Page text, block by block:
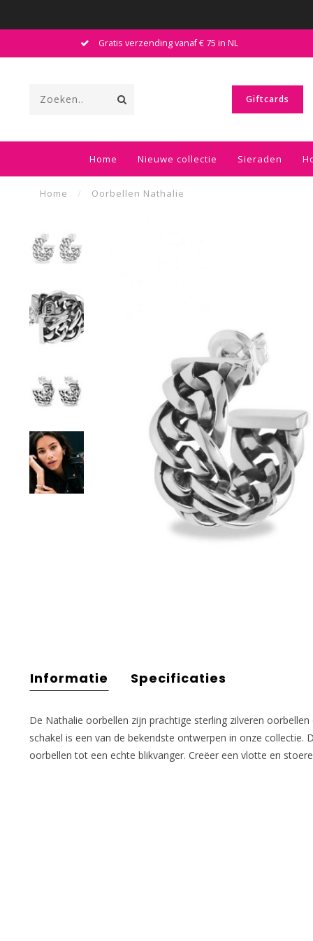
Gratis verzending vanaf € 75 in NL
Giftcards
Home Nieuwe collectie Sieraden
Home / Oorbellen Nathalie
Informatie Specificaties
De Nathalie oorbellen zijn prachtige sterling zilveren
schakel is een van de bekendste ontwerpen in onze collectie.
oorbellen tot een echte blikvanger. Creëer een vlotte en